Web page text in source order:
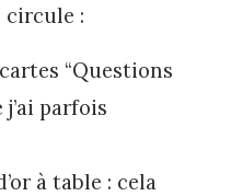
circule :
“Questions
parfois
à table : cela